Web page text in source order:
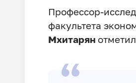
Профессор-
факультета
Мхитарян